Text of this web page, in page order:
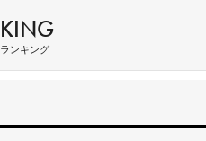
ンキング